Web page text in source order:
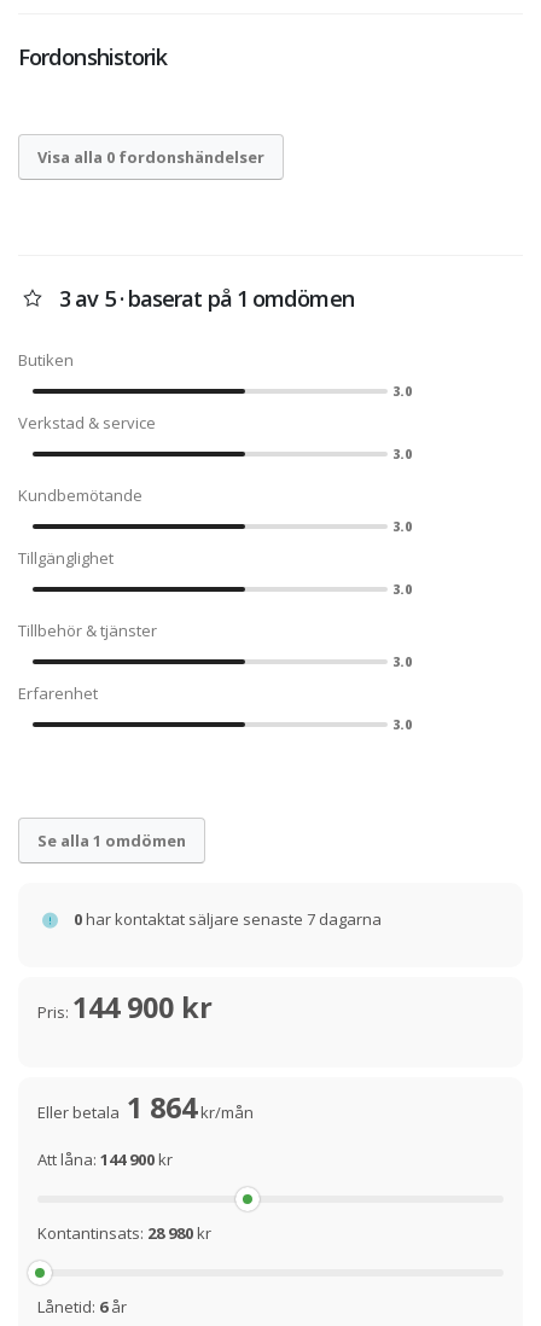
Fordonshistorik
Visa alla 0 fordonshändelser
3 av 5 · baserat på 1 omdömen
Butiken
3.0
Verkstad & service
3.0
Kundbemötande
3.0
Tillgänglighet
3.0
Tillbehör & tjänster
3.0
Erfarenhet
3.0
Se alla 1 omdömen
0har kontaktat säljare senaste 7 dagarna
Pris: 144 900 kr
Eller betala 1 864kr/mån
Att låna: 144 900kr
Kontantinsats: 28 980kr
Lånetid: 6år